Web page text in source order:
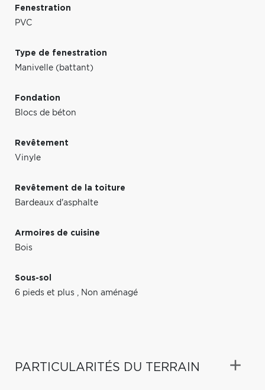
Fenestration
PVC
Type de fenestration
Manivelle (battant)
Fondation
Blocs de béton
Revêtement
Vinyle
Revêtement de la toiture
Bardeaux d'asphalte
Armoires de cuisine
Bois
Sous-sol
6 pieds et plus , Non aménagé
PARTICULARITÉS DU TERRAIN